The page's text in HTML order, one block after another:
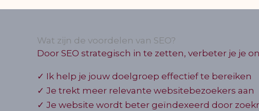
Wat zijn de voordelen van SEO?
Door SEO strategisch in te zetten, verbeter je je
✓ Ik help je jouw doelgroep effectief te bereiken
✓ Je trekt meer relevante websitebezoekers aan
✓ Je website wordt beter geïndexeerd door